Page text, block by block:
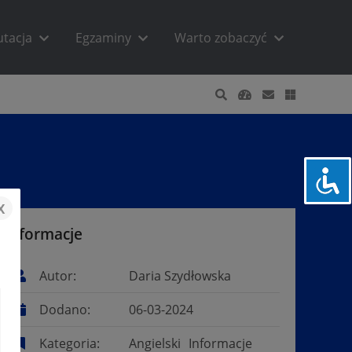
Egzaminy Warto zobaczyć
Informacje
Autor:
Daria Szydłowska
Dodano:
06-03-2024
Kategoria:
Angielski Informacje